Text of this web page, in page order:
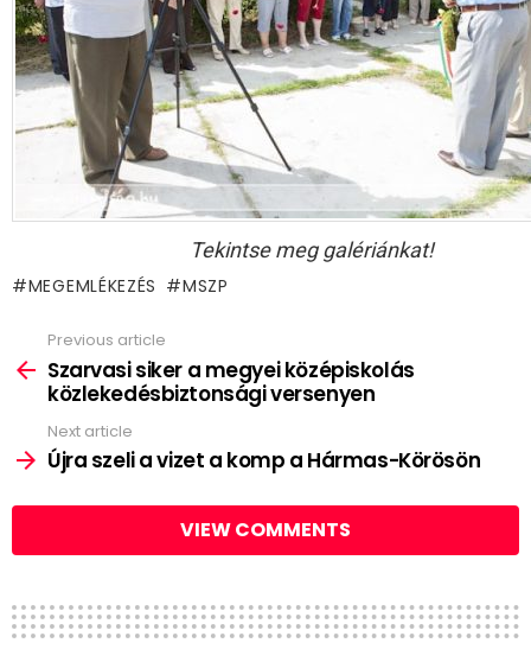
Tekintse meg galériánkat!
MEGEMLÉKEZÉS MSZP
more
Previous article
Szarvasi siker a megyei középiskolás
közlekedésbiztonsági versenyen
Next article
Újra szeli a vizet a komp a Hármas-Körösön
VIEW COMMENTS